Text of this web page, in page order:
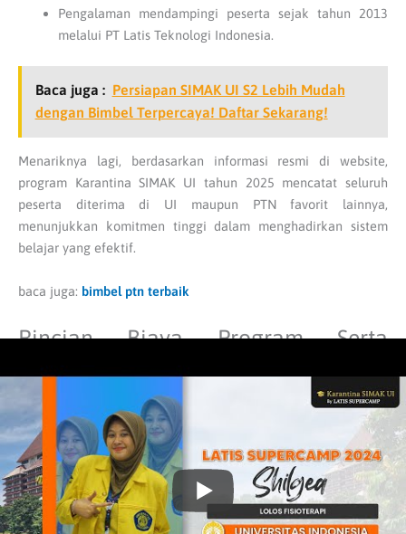
Pengalaman mendampingi peserta sejak tahun 2013
melalui PT Latis Teknologi Indonesia.
Baca juga : Persiapan SIMAK UI S2 Lebih Mudah
dengan Bimbel Terpercaya! Daftar Sekarang!
Menariknya lagi, berdasarkan informasi resmi di website,
program Karantina SIMAK UI tahun 2025 mencatat seluruh
peserta diterima di UI maupun PTN favorit lainnya,
menunjukkan komitmen tinggi dalam menghadirkan sistem
belajar yang efektif.
baca juga: bimbel ptn terbaik
Rincian Biaya Program Serta
UI Berkat simakui.id
Salah satu pertimbangan penting sebelum memilih bimbingan
belajar tentu adalah biaya.
Disimakui.id by Latis Supercamp Alumni UI, tersedia beberapa
pilihan program yang dapat disesuaikan dengan kebutuhan